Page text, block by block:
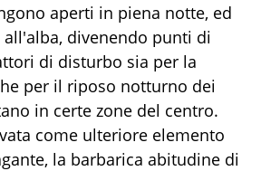
aperti in piena notte, ed
divenendo punti di
di disturbo sia per la
per il riposo notturno dei
in certe zone del centro.
come ulteriore elemento
la barbarica abitudine di